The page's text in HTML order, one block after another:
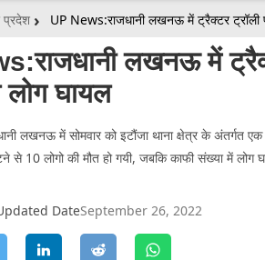
प्रदेश UP News:राजधानी लखनऊ में ट्रैक्टर
लखनऊ में
घायल
लखनऊ में सोमवार को इटौंजा थाना क्षेत्र के
से 10 लोगो की मौत हो गयी, जबकि काफी संख्या में लोग
DateSeptember 26, 2022